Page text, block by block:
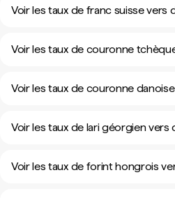
Voir les taux de franc suisse vers
Voir les taux de couronne
Voir les taux de couronne
Voir les taux de lari géorgien vers
Voir les taux de forint hongrois